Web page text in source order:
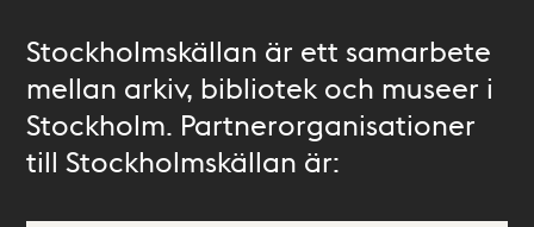
Stockholmskällan är ett samarbete
mellan arkiv, bibliotek och museer i
Stockholm. Partnerorganisationer
till Stockholmskällan är: